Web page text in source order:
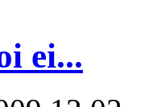
ei...